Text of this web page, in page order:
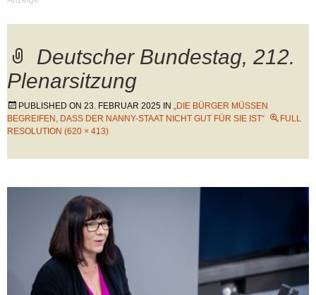
Deutscher Bundestag, 212.
Plenarsitzung
PUBLISHED ON 23. FEBRUAR 2025 IN „DIE BÜRGER MÜSSEN
BEGREIFEN, DASS DER NANNY-STAAT NICHT GUT FÜR SIE IST“
FULL
RESOLUTION (620 × 413)